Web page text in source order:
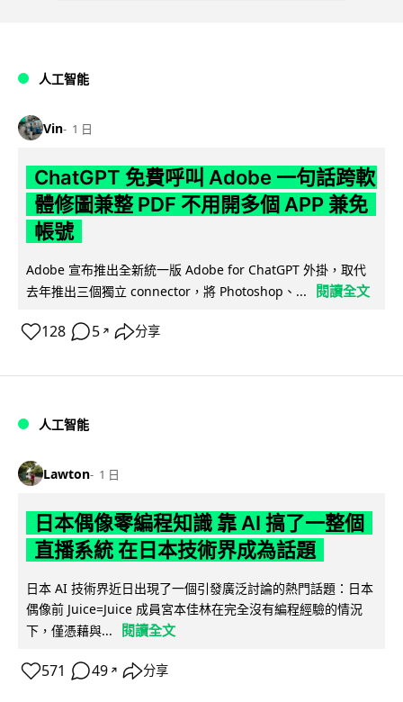
人工智能
Vin 1 日
ChatGPT 免費呼叫 Adobe 一句話跨軟
體修圖兼整 PDF 不用開多個 APP 兼免
帳號
Adobe 宣布推出全新統一版 Adobe for ChatGPT 外掛，取代
去年推出三個獨立 connector，將 Photoshop、...
閱讀全文
128 5 ↗ 分享
人工智能
Lawton 1 日
日本偶像零編程知識 靠 AI 搞了一整個
直播系統 在日本技術界成為話題
日本 AI 技術界近日出現了一個引發廣泛討論的熱門話題：日本
偶像前 Juice=Juice 成員宮本佳林在完全沒有編程經驗的情況
下，僅憑藉與...
閱讀全文
571 49 ↗ 分享